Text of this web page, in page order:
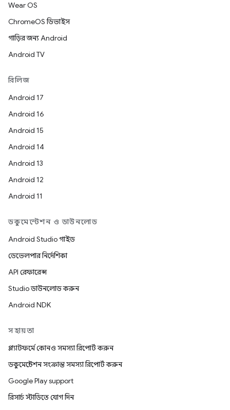
Wear OS
ChromeOS ডিভাইস
গাড়ির জন্য Android
Android TV
রিলিজ
Android 17
Android 16
Android 15
Android 14
Android 13
Android 12
Android 11
ডকুমেন্টেশন ও ডাউনলোড
Android Studio গাইড
ডেভেলপার নির্দেশিকা
API রেফারেন্স
Studio ডাউনলোড করুন
Android NDK
সহায়তা
প্ল্যাটফর্মে কোনও সমস্যা রিপোর্ট করুন
ডকুমেন্টেশন সংক্রান্ত সমস্যা রিপোর্ট করুন
Google Play support
রিসার্চ স্টাডিতে যোগ দিন